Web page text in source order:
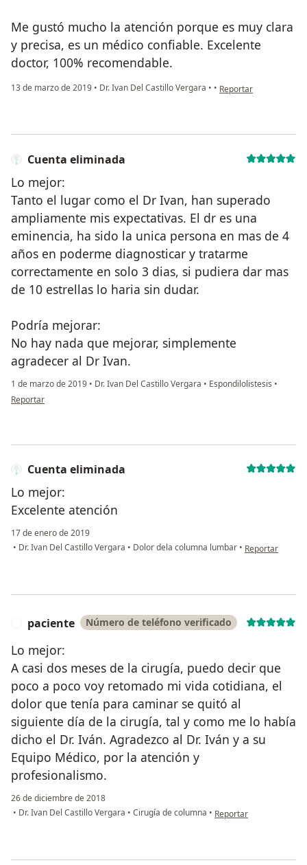
Me gustó mucho la atención porque es muy clara
y precisa, es un médico confiable. Excelente
doctor, 100% recomendable.
13 de marzo de 2019 • Dr. Ivan Del Castillo Vergara • • en opinión del usuario
Reportar
Cuenta eliminada
Lo mejor:
Tanto el lugar como el Dr Ivan, han superado
ampliamente mis expectativas. El dr es una
eminencia, ha sido la unica persona en mas de 4
años en poderme diagnosticar y tratarme
correctamente en solo 3 dias, si pudiera dar mas
de 10 estrellas lo haria sin dudar.
Podría mejorar:
No hay nada que mejorar, simplemente
agradecer al Dr Ivan.
1 de marzo de 2019 • Dr. Ivan Del Castillo Vergara • Espondilolistesis •
en opinión del usuario Cuenta eliminada
Reportar
Cuenta eliminada
Lo mejor:
Excelente atención
17 de enero de 2019
• Dr. Ivan Del Castillo Vergara • Dolor dela columna lumbar • en opinión del
Reportar
paciente Número de teléfono verificado
Lo mejor:
A casi dos meses de la cirugía, puedo decir que
poco a poco voy retomado mi vida cotidiana, el
dolor que tenía para caminar se quitó al
siguiente día de la cirugía, tal y como me lo había
dicho el Dr. Iván. Agradezco al Dr. Iván y a su
Equipo Médico, por la atención y
profesionalismo.
26 de diciembre de 2018
• Dr. Ivan Del Castillo Vergara • Cirugía de columna • en opinión del usuario
Reportar